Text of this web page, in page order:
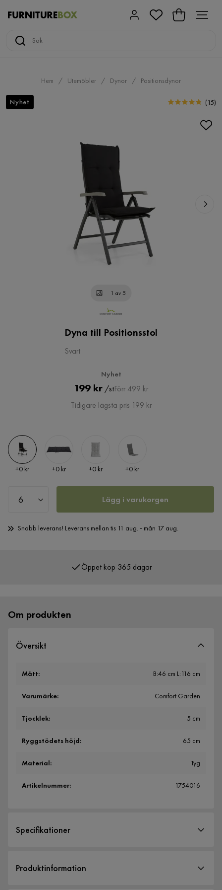
Hem Utemöbler Dynor Positionsdynor
Nyhet (15)
1 av 5
Dyna till Positionsstol
Svart
Nyhet
Pris
199 kr /stOriginal
Pris
Förr 499 kr
Tidigare lägsta pris 199 kr
Pris
+0 kr Pris
+0 kr Pris
+0 kr Pris
+0 kr
Lägg i varukorgen
Snabb leverans! Leverans mellan tis 11 aug. - mån 17 aug.
Öppet köp 365 dagar
Om produkten
Översikt
Mått: B:46 cm L:116 cm
Varumärke: Comfort Garden
Tjocklek: 5 cm
Ryggstödets höjd: 65 cm
Material: Tyg
Artikelnummer: 1754016
Specifikationer
Storlek
Produktinformation